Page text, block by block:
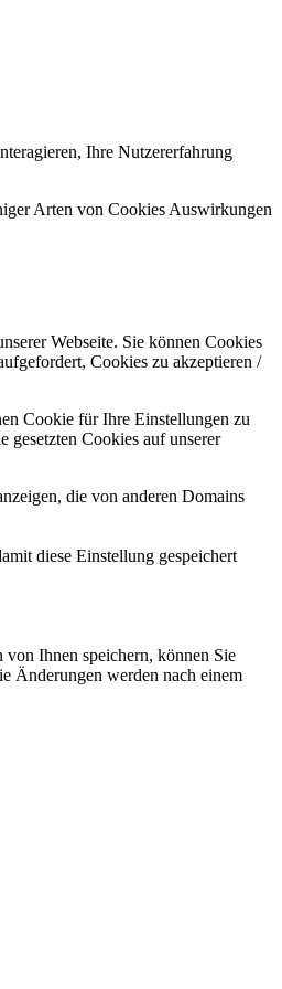
Ihre Nutzererfahrung
Arten von Cookies Auswirkungen
Webseite. Sie können Cookies
Cookies zu akzeptieren /
Cookie für Ihre Einstellungen zu
gesetzten Cookies auf unserer
die von anderen Domains
diese Einstellung gespeichert
von Ihnen speichern, können Sie
Änderungen werden nach einem